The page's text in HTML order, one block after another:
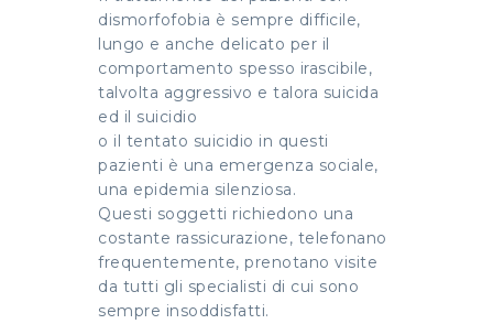
dismorfofobia è sempre difficile,
lungo e anche delicato per il
comportamento spesso irascibile,
talvolta aggressivo e talora suicida
ed il suicidio
o il tentato suicidio in questi
pazienti è una emergenza sociale,
una epidemia silenziosa.
Questi soggetti richiedono una
costante rassicurazione, telefonano
frequentemente, prenotano visite
da tutti gli specialisti di cui sono
sempre insoddisfatti.